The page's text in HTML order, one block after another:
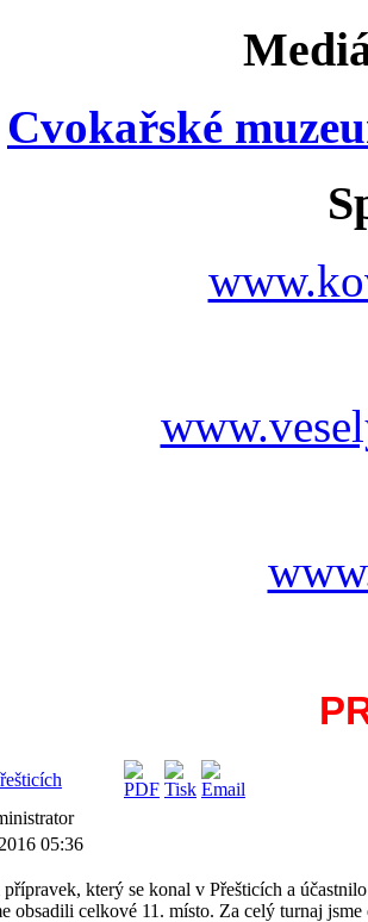
Cvokařské
05:36
který se konal v Přešticích a
obsadili celkové 11. místo. Za celý turnaj